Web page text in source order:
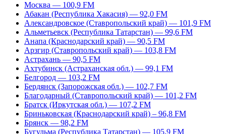
Москва — 100,9 FM
Абакан (Республика Хакасия) — 92,0 FM
Александровское (Ставропольский край) — 101,9 FM
Альметьевск (Республика Татарстан) — 99,6 FM
Анапа (Краснодарский край) — 90,5 FM
Арзгир (Ставропольский край) — 103,8 FM
Астрахань — 90,5 FM
Ахтубинск (Астраханская обл.) — 99,1 FM
Белгород — 103,2 FM
Бердянск (Запорожская обл.) — 102,7 FM
Благодарный (Ставропольский край) — 101,2 FM
Братск (Иркутская обл.) — 107,2 FM
Бриньковская (Краснодарский край) – 96,8 FM
Брянск — 98,2 FM
Бугульма (Республика Татарстан) — 105,9 FM